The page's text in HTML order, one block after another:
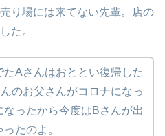
り場には来てない先輩。店の
た。
たAさんはおととい復帰した
のお父さんがコロナになっ
なったから今度はBさんが出
たのよ。